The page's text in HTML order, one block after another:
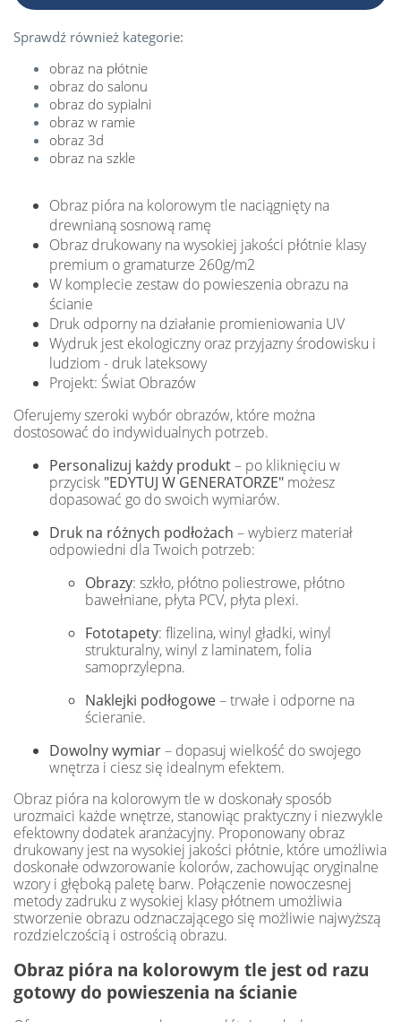
Sprawdź również kategorie:
obraz na płótnie
obraz do salonu
obraz do sypialni
obraz w ramie
obraz 3d
obraz na szkle
Obraz pióra na kolorowym tle naciągnięty na
drewnianą sosnową ramę
Obraz drukowany na wysokiej jakości płótnie klasy
premium o gramaturze 260g/m2
W komplecie zestaw do powieszenia obrazu na
ścianie
Druk odporny na działanie promieniowania UV
Wydruk jest ekologiczny oraz przyjazny środowisku i
ludziom - druk lateksowy
Projekt: Świat Obrazów
Oferujemy szeroki wybór obrazów, które można
dostosować do indywidualnych potrzeb.
Personalizuj każdy produkt– po kliknięciu w
przycisk "EDYTUJ W GENERATORZE" możesz
dopasować go do swoich wymiarów.
Druk na różnych podłożach – wybierz materiał
odpowiedni dla Twoich potrzeb:
Obrazy: szkło, płótno poliestrowe, płótno
bawełniane, płyta PCV, płyta plexi.
Fototapety: flizelina, winyl gładki, winyl
strukturalny, winyl z laminatem, folia
samoprzylepna.
Naklejki podłogowe– trwałe i odporne na
ścieranie.
Dowolny wymiar– dopasuj wielkość do swojego
wnętrza i ciesz się idealnym efektem.
Obraz pióra na kolorowym tle w doskonały sposób
urozmaici każde wnętrze, stanowiąc praktyczny i niezwykle
efektowny dodatek aranżacyjny. Proponowany obraz
drukowany jest na wysokiej jakości płótnie, które umożliwia
doskonałe odwzorowanie kolorów, zachowując oryginalne
wzory i głęboką paletę barw. Połączenie nowoczesnej
metody zadruku z wysokiej klasy płótnem umożliwia
stworzenie obrazu odznaczającego się możliwie najwyższą
rozdzielczością i ostrością obrazu.
Obraz pióra na kolorowym tle jest od razu
gotowy do powieszenia na ścianie